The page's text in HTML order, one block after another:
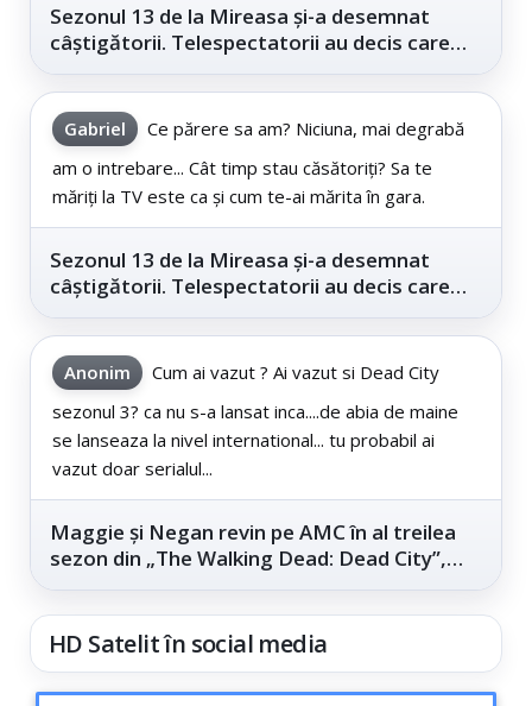
Sezonul 13 de la Mireasa și-a desemnat
câștigătorii. Telespectatorii au decis care
Gabriel
Ce părere sa am? Niciuna, mai degrabă
am o intrebare... Cât timp stau căsătoriți? Sa te
măriți la TV este ca și cum te-ai mărita în gara.
Sezonul 13 de la Mireasa și-a desemnat
câștigătorii. Telespectatorii au decis care
Anonim
Cum ai vazut ? Ai vazut si Dead City
sezonul 3? ca nu s-a lansat inca....de abia de maine
se lanseaza la nivel international... tu probabil ai
vazut doar serialul...
Maggie și Negan revin pe AMC în al treilea
sezon din „The Walking Dead: Dead City”,
HD Satelit în social media